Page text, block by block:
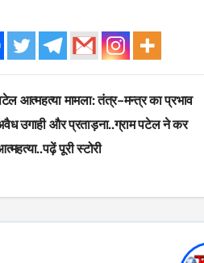
आत्महत्या मामला: तंत्र-मन्त्र का प्रभाव
उगाही और प्रताड़ना..ग्राम पटेल ने कर
पूरी स्टोरी